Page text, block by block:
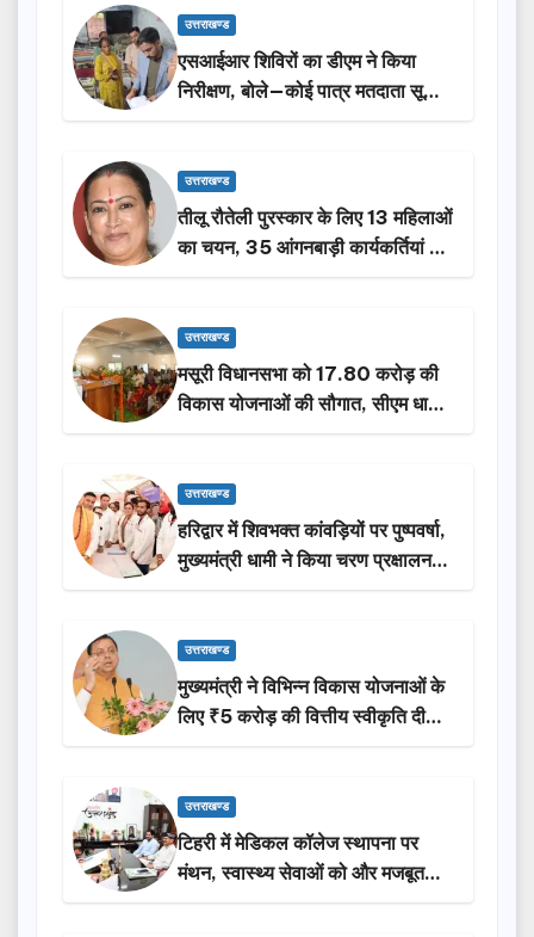
उत्तराखण्ड
एसआईआर शिविरों का डीएम ने किया
निरीक्षण, बोले—कोई पात्र मतदाता सूची
से न छूटे…
उत्तराखण्ड
तीलू रौतेली पुरस्कार के लिए 13 महिलाओं
का चयन, 35 आंगनबाड़ी कार्यकर्तियां भी
होंगी सम्मानित…
उत्तराखण्ड
मसूरी विधानसभा को 17.80 करोड़ की
विकास योजनाओं की सौगात, सीएम धामी
ने किया लोकार्पण-शिलान्यास.
उत्तराखण्ड
हरिद्वार में शिवभक्त कांवड़ियों पर पुष्पवर्षा,
मुख्यमंत्री धामी ने किया चरण प्रक्षालन…
उत्तराखण्ड
मुख्यमंत्री ने विभिन्न विकास योजनाओं के
लिए ₹5 करोड़ की वित्तीय स्वीकृति दी…
उत्तराखण्ड
टिहरी में मेडिकल कॉलेज स्थापना पर
मंथन, स्वास्थ्य सेवाओं को और मजबूत
करेगी सरकार: मुख्यमंत्री धामी…